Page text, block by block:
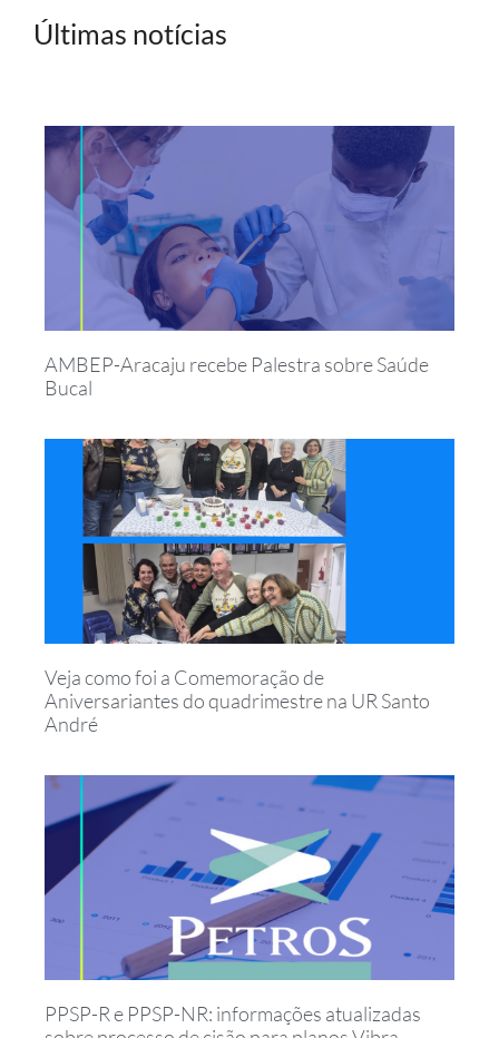
Últimas notícias
AMBEP-Aracaju recebe Palestra sobre Saúde
Bucal
Veja como foi a Comemoração de
Aniversariantes do quadrimestre na UR Santo
André
PPSP-R e PPSP-NR: informações atualizadas